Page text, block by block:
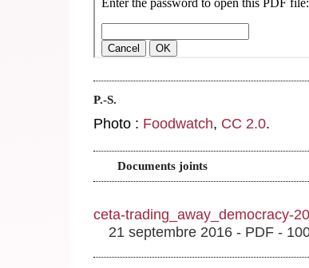
P.-S.
Photo : Foodwatch, CC 2.0.
Documents joints
ceta-trading_away_democracy-
21 septembre 2016 - PDF -